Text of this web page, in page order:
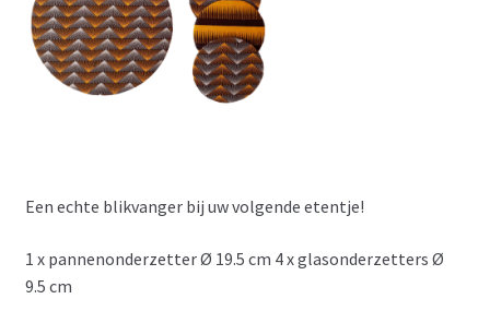
Een echte blikvanger bij uw volgende etentje!
1 x pannenonderzetter Ø 19.5 cm 4 x glasonderzetters Ø
9.5 cm